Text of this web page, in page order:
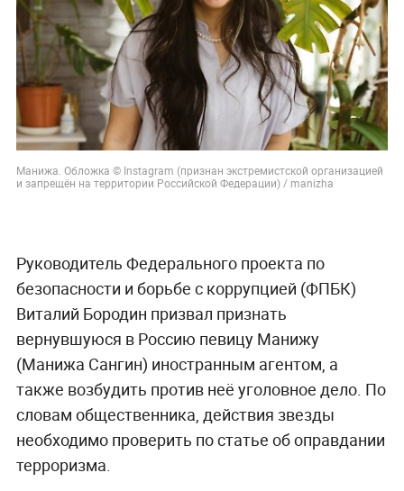
Манижа. Обложка © Instagram (признан экстремистской организацией
и запрещён на территории Российской Федерации) / manizha
Руководитель Федерального проекта по
безопасности и борьбе с коррупцией (ФПБК)
Виталий Бородин призвал признать
вернувшуюся в Россию певицу Манижу
(Манижа Сангин) иностранным агентом, а
также возбудить против неё уголовное дело. По
словам общественника, действия звезды
необходимо проверить по статье об оправдании
терроризма.